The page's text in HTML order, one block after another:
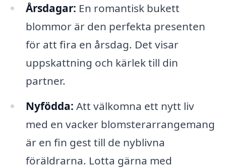
Årsdagar: En romantisk bukett
blommor är den perfekta presenten
för att fira en årsdag. Det visar
uppskattning och kärlek till din
partner.
Nyfödda: Att välkomna ett nytt liv
med en vacker blomsterarrangemang
är en fin gest till de nyblivna
föräldrarna. Lotta gärna med